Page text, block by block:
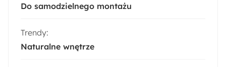
Do samodzielnego montażu
Trendy:
Naturalne wnętrze